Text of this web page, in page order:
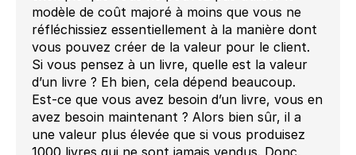
modèle de coût majoré à moins que vous ne
réfléchissiez essentiellement à la manière dont
vous pouvez créer de la valeur pour le client.
Si vous pensez à un livre, quelle est la valeur
d’un livre ? Eh bien, cela dépend beaucoup.
Est-ce que vous avez besoin d’un livre, vous en
avez besoin maintenant ? Alors bien sûr, il a
une valeur plus élevée que si vous produisez
Restons en contact
Abonnez-vous à notre liste de diffusion